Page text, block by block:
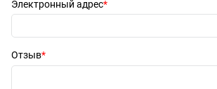
Электронный адрес
Отзыв